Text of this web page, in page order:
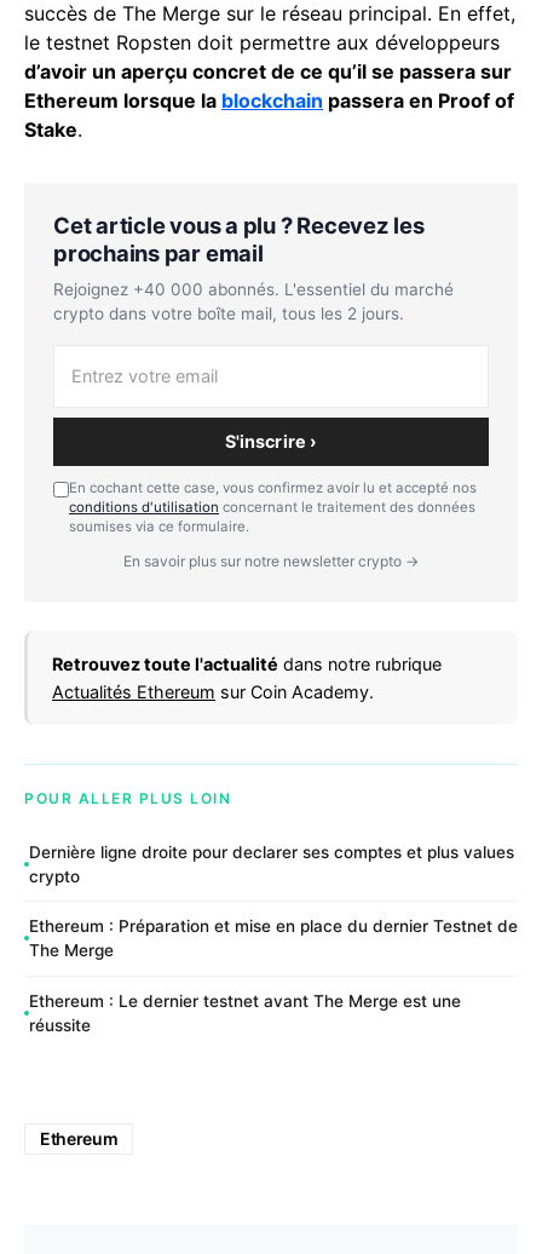
succès de The Merge sur le réseau principal. En effet,
le testnet Ropsten doit permettre aux développeurs
d’avoir un aperçu concret de ce qu’il se passera sur
Ethereum lorsque la blockchain passera en Proof of
Stake.
Cet article vous a plu ? Recevez les
prochains par email
Rejoignez +40 000 abonnés. L'essentiel du marché
crypto dans votre boîte mail, tous les 2 jours.
S'inscrire ›
En cochant cette case, vous confirmez avoir lu et accepté nos
conditions d'utilisation concernant le traitement des données
soumises via ce formulaire.
En savoir plus sur notre newsletter crypto →
Retrouvez toute l'actualité dans notre rubrique
Actualités Ethereum sur Coin Academy.
POUR ALLER PLUS LOIN
Dernière ligne droite pour declarer ses comptes et plus values
crypto
Ethereum : Préparation et mise en place du dernier Testnet de
The Merge
Ethereum : Le dernier testnet avant The Merge est une
réussite
Ethereum